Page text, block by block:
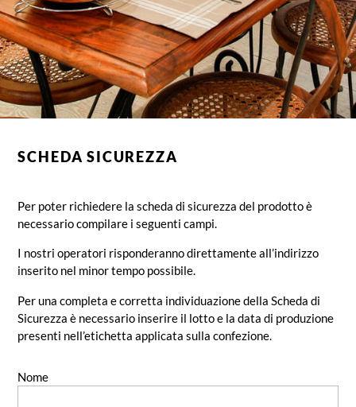
SCHEDA SICUREZZA
Per poter richiedere la scheda di sicurezza del prodotto è
necessario compilare i seguenti campi.
I nostri operatori risponderanno direttamente all’indirizzo
inserito nel minor tempo possibile.
Per una completa e corretta individuazione della Scheda di
Sicurezza è necessario inserire il lotto e la data di produzione
presenti nell’etichetta applicata sulla confezione.
Nome